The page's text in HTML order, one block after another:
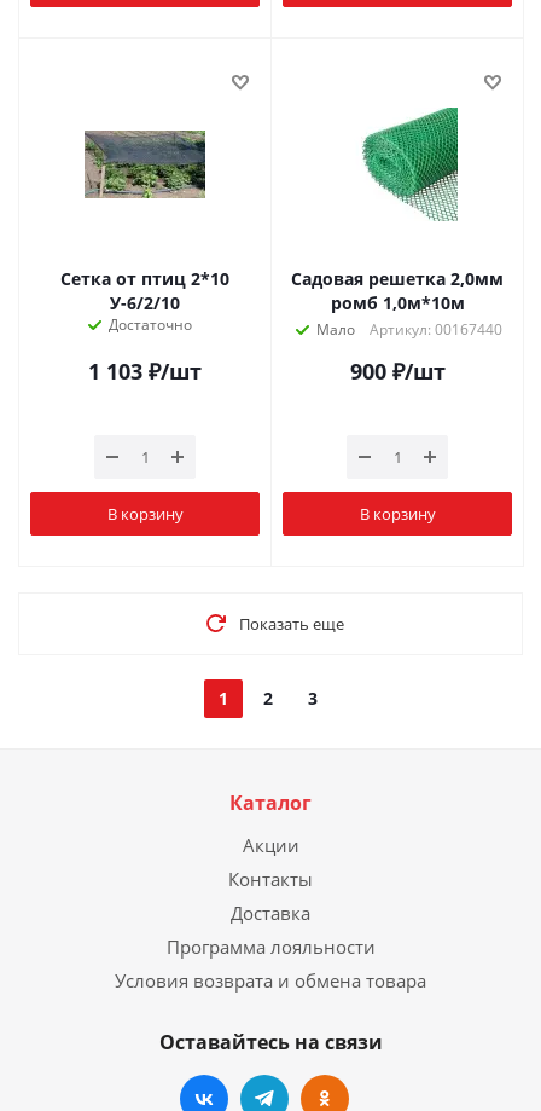
Сетка от птиц 2*10
У-6/2/10
Достаточно
1 103 ₽/шт
В корзину
Садовая решетка 2,0мм
ромб 1,0м*10м
Мало Артикул: 00167440
900₽/шт
В корзину
Показать еще
1 2 3
Каталог
Акции
Контакты
Доставка
Программа лояльности
Условия возврата и обмена товара
Оставайтесь на связи